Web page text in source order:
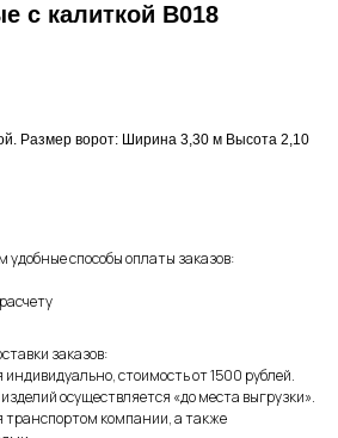
с калиткой В018
Размер ворот: Ширина 3,30 м Высота 2,10
способы оплаты заказов:
заказов:
стоимость от 1500 рублей.
осуществляется «до места выгрузки».
транспортом компании, а также